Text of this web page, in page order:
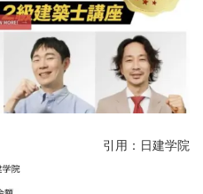
引用：日建学院